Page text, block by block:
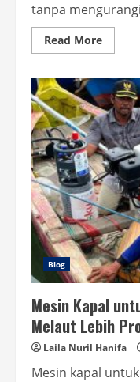
tanpa
Read MoreRead
more
Cuci
Piring
Cepat
dan
Bersih
agar
Dapur
Tetap
Blog
Mesin Kapal
Melaut Lebih
Laila Nuril Hanifa
Mesin kapal